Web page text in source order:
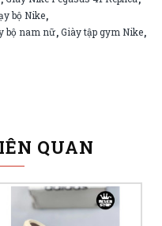
bộ Nike,
bộ nam nữ,Giày tập gym Nike,
QUAN